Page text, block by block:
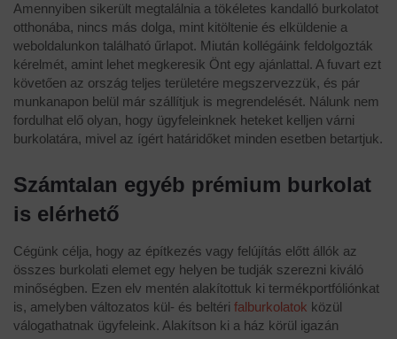
Amennyiben sikerült megtalálnia a tökéletes kandalló burkolatot
otthonába, nincs más dolga, mint kitöltenie és elküldenie a
weboldalunkon található űrlapot. Miután kollégáink feldolgozták
kérelmét, amint lehet megkeresik Önt egy ajánlattal. A fuvart ezt
követően az ország teljes területére megszervezzük, és pár
munkanapon belül már szállítjuk is megrendelését. Nálunk nem
fordulhat elő olyan, hogy ügyfeleinknek heteket kelljen várni
burkolatára, mivel az ígért határidőket minden esetben betartjuk.
Számtalan egyéb prémium burkolat
is elérhető
Cégünk célja, hogy az építkezés vagy felújítás előtt állók az
összes burkolati elemet egy helyen be tudják szerezni kiváló
minőségben. Ezen elv mentén alakítottuk ki termékportfóliónkat
is, amelyben változatos kül- és beltéri falburkolatok közül
válogathatnak ügyfeleink. Alakítson ki a ház körül igazán